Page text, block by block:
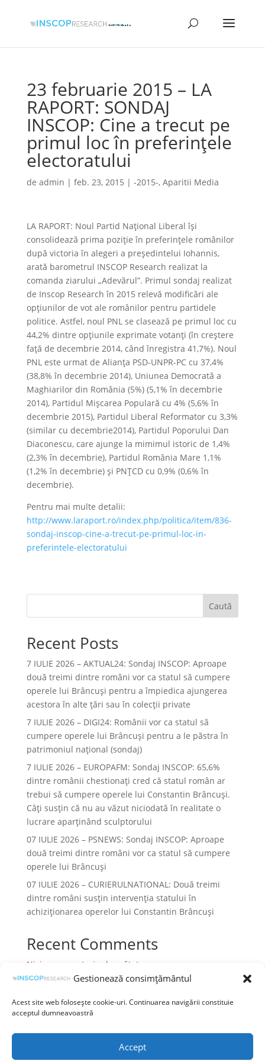
Gestionează consimțământul
Acest site web folosește cookie-uri. Continuarea navigării constituie
acceptul dumneavoastră
Accept
23 februarie 2015 – LA
RAPORT: SONDAJ
INSCOP: Cine a trecut pe
primul loc în preferinţele
electoratului
de admin | feb. 23, 2015 | -2015-, Aparitii Media
LA RAPORT: Noul Partid Naţional Liberal îşi
consolidează prima poziţie în preferinţele românilor
după victoria în alegeri a preşedintelui Iohannis,
arată barometrul INSCOP Research realizat la
comanda ziarului „Adevărul”. Primul sondaj realizat
de Inscop Research în 2015 relevă modificări ale
opţiunilor de vot ale românilor pentru partidele
politice. Astfel, noul PNL se clasează pe primul loc cu
44,2% dintre opţiunile exprimate votanţi (în creştere
faţă de decembrie 2014, când înregistra 41,7%). Noul
PNL este urmat de Alianţa PSD-UNPR-PC cu 37,4%
(38,8% în decembrie 2014), Uniunea Democrată a
Maghiarilor din România (5%) (5,1% în decembrie
2014), Partidul Mişcarea Populară cu 4% (5,6% în
decembrie 2015), Partidul Liberal Reformator cu 3,3%
(similar cu decembrie2014), Partidul Poporului Dan
Diaconescu, care ajunge la mimimul istoric de 1,4%
(2,3% în decembrie), Partidul România Mare 1,1%
(1,2% în decembrie) şi PNŢCD cu 0,9% (0,6% în
decembrie).
Pentru mai multe detalii:
http://www.laraport.ro/index.php/politica/item/836-
sondaj-inscop-cine-a-trecut-pe-primul-loc-in-
preferintele-electoratului
Caută
Recent Posts
7 IULIE 2026 – AKTUAL24: Sondaj INSCOP: Aproape
două treimi dintre români vor ca statul să cumpere
operele lui Brâncuşi pentru a împiedica ajungerea
acestora în alte ţări sau în colecţii private
7 IULIE 2026 – DIGI24: Românii vor ca statul să
cumpere operele lui Brâncuși pentru a le păstra în
patrimoniul național (sondaj)
7 IULIE 2026 – EUROPAFM: Sondaj INSCOP: 65,6%
dintre românii chestionați cred că statul român ar
trebui să cumpere operele lui Constantin Brâncuși.
Câți susțin că nu au văzut niciodată în realitate o
lucrare aparținând sculptorului
07 IULIE 2026 – PSNEWS: Sondaj INSCOP: Aproape
două treimi dintre români vor ca statul să cumpere
operele lui Brâncuși
07 IULIE 2026 – CURIERULNATIONAL: Două treimi
dintre români susțin intervenția statului în
achiziționarea operelor lui Constantin Brâncuși
Recent Comments
Niciun comentariu de arătat.
Prelucrarea datelor cu caracter personal
Politica cookies